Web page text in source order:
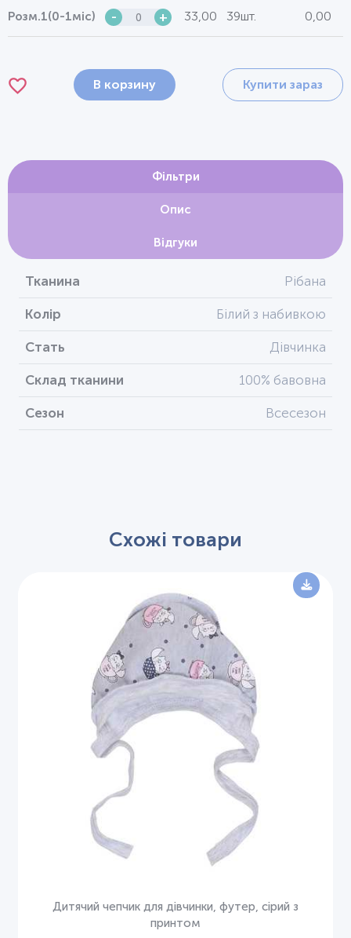
Розм.1(0-1міс) - + 33,00 39шт. 0,00
В корзину Купити зараз
Фільтри
Опис
Відгуки
Тканина Рібана
Колір Білий з набивкою
Стать Дівчинка
Склад тканини 100% бавовна
Сезон Всесезон
Схожі товари
Дитячий чепчик для дівчинки, футер, сірий з
принтом